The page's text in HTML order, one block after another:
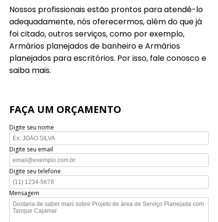
Nossos profissionais estão prontos para atendê-lo
adequadamente, nós oferecermos, além do que já
foi citado, outros serviços, como por exemplo,
Armários planejados de banheiro e Armários
planejados para escritórios. Por isso, fale conosco e
saiba mais.
FAÇA UM ORÇAMENTO
Digite seu nome
Digite seu email
Digite seu telefone
Mensagem